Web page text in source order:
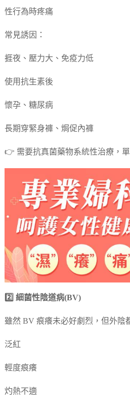
性行為時疼痛
常見誘因：
捱夜、壓力大、免疫力低
使用抗生素後
懷孕、糖尿病
長期穿緊身褲、焗促內褲
👉 需要抗真菌藥物系統性治療，
2️⃣ 細菌性陰道病(BV)
雖然 BV 痕癢未必好劇烈，但外陰
泛紅
輕度痕癢
灼熱不適